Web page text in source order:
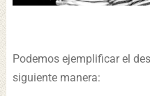
Podemos ejemplificar el
siguiente manera: